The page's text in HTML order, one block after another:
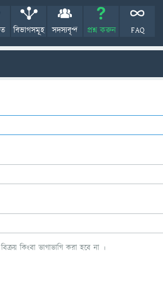
বিভাগসমূহ সদস্যবৃন্দ প্রশ্ন করুন FAQ
কিংবা ভাগাভাগি করা হবে না ।